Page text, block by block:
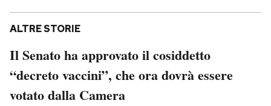
ALTRE STORIE
Il Senato ha approvato il cosiddetto
“decreto vaccini”, che ora dovrà essere
votato dalla Camera